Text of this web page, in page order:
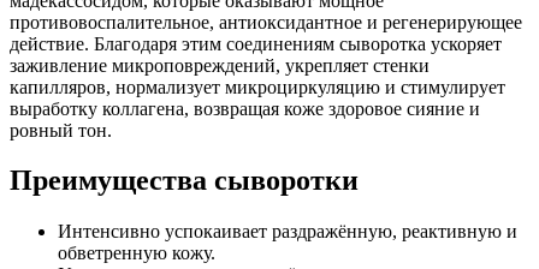
противовоспалительное, антиоксидантное и регенерирующее
действие. Благодаря этим соединениям сыворотка ускоряет
заживление микроповреждений, укрепляет стенки
капилляров, нормализует микроциркуляцию и стимулирует
выработку коллагена, возвращая коже здоровое сияние и
ровный тон.
Преимущества сыворотки
Интенсивно успокаивает раздражённую, реактивную и
обветренную кожу.